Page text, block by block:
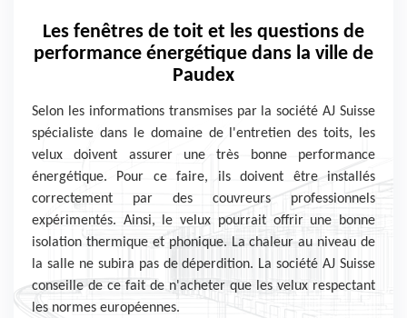
Les fenêtres de toit et les questions de
performance énergétique dans la ville de
Paudex
Selon les informations transmises par la société AJ Suisse
spécialiste dans le domaine de l'entretien des toits, les
velux doivent assurer une très bonne performance
énergétique. Pour ce faire, ils doivent être installés
correctement par des couvreurs professionnels
expérimentés. Ainsi, le velux pourrait offrir une bonne
isolation thermique et phonique. La chaleur au niveau de
la salle ne subira pas de déperdition. La société AJ Suisse
conseille de ce fait de n'acheter que les velux respectant
les normes européennes.